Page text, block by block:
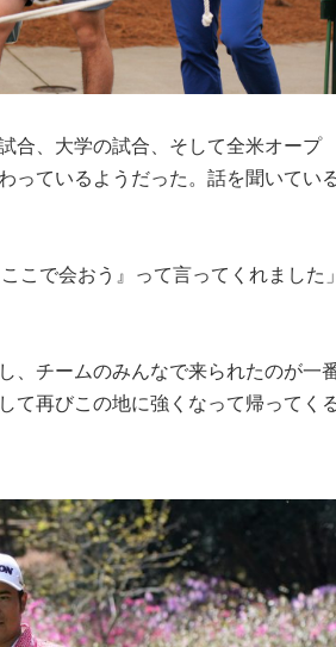
合、大学の試合、そして全米オープ
っているようだった。話を聞いてい
こで会おう』って言ってくれました
、チームのみんなで来られたのが一
て再びこの地に強くなって帰ってく